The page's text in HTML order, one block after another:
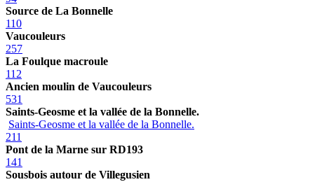
Source de La Bonnelle
110
Vaucouleurs
257
La Foulque macroule
112
Ancien moulin de Vaucouleurs
531
Saints-Geosme et la vallée de la Bonnelle.
Saints-Geosme et la vallée de la Bonnelle.
211
Pont de la Marne sur RD193
141
Sousbois autour de Villegusien